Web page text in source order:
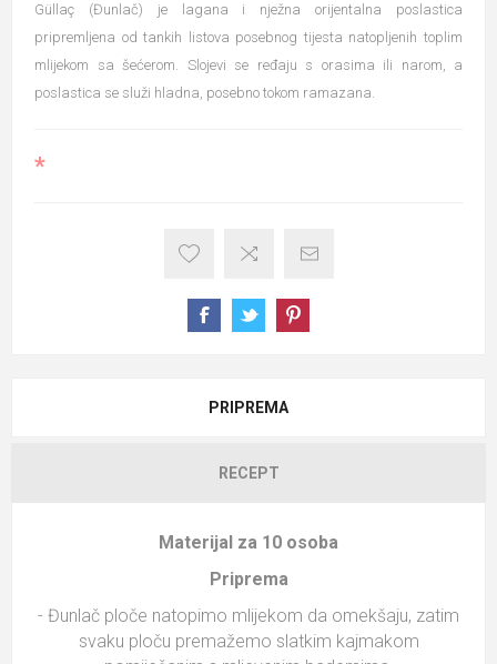
Güllaç (Đunlač) je lagana i nježna orijentalna poslastica
pripremljena od tankih listova posebnog tijesta natopljenih toplim
mlijekom sa šećerom. Slojevi se ređaju s orasima ili narom, a
poslastica se služi hladna, posebno tokom ramazana.
*
PRIPREMA
RECEPT
Materijal za 10 osoba
Priprema
- Đunlač ploče natopimo mlijekom da omekšaju, zatim
svaku ploču premažemo slatkim kajmakom